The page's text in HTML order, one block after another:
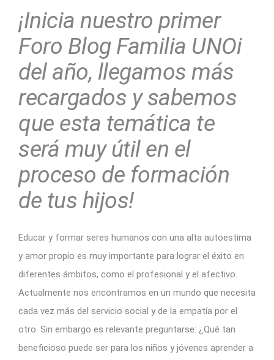
¡Inicia nuestro primer
Foro Blog Familia UNOi
del año, llegamos más
recargados y sabemos
que esta temática te
será muy útil en el
proceso de formación
de tus hijos!
Educar y formar seres humanos con una alta autoestima
y amor propio es muy importante para lograr el éxito en
diferentes ámbitos, como el profesional y el afectivo.
Actualmente nos encontramos en un mundo que necesita
cada vez más del servicio social y de la empatía por el
otro. Sin embargo es relevante preguntarse: ¿Qué tan
beneficioso puede ser para los niños y jóvenes aprender a